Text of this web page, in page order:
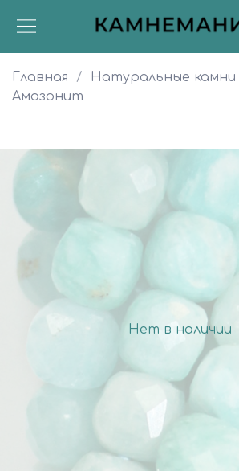
Главная
Натуральные
Амазонит
Нет в наличии